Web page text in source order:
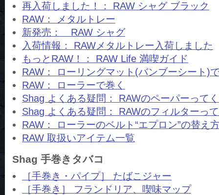
再入荷しました！： RAW シャグ ブラック
RAW： メタルトレー
新発売： RAW シャグ
入荷情報： RAWメタルトレー入荷しました
もっとRAW！： RAW Life 満喫ガイド
RAW： ローリングマット(バンブーシート)
RAW： ローラーで巻く
Shag よくある疑問： RAWのペーパーって
Shag よくある疑問： RAWのフィルターっ
RAW： ローラーのベルト“エプロン”の替え
RAW 取扱いアイテム一覧
Shag 手巻きタバコ
［手巻き・パイプ］ たばこジャー
［手巻き］ フランドリア、喫味マップ